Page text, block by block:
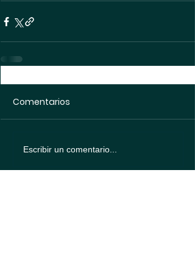
Comentarios
Escribir un comentario...